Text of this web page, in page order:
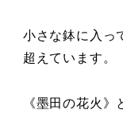
小さな鉢に入っ
超えています。
《墨田の花火》